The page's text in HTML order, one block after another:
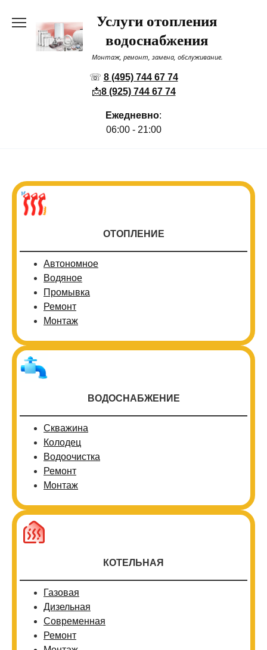
содержанию
Услуги отопления
водоснабжения
Монтаж, ремонт, замена, обслуживание.
☏ 8 (495) 744 67 74
📩8 (925) 744 67 74
Ежедневно:
06:00 - 21:00
ОТОПЛЕНИЕ
Автономное
Водяное
Промывка
Ремонт
Монтаж
ВОДОСНАБЖЕНИЕ
Скважина
Колодец
Водоочистка
Ремонт
Монтаж
КОТЕЛЬНАЯ
Газовая
Дизельная
Современная
Ремонт